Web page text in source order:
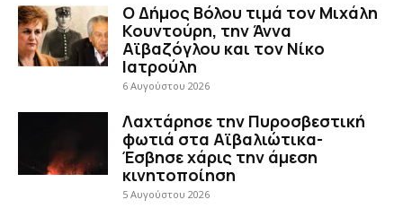
Ο Δήμος Βόλου τιμά τον Μιχάλη
Κουντούρη, την Άννα
Αϊβαζόγλου και τον Νίκο
Ιατρούλη
6 Αυγούστου 2026
Λαχτάρησε την Πυροσβεστική
φωτιά στα Αϊβαλιώτικα-
Έσβησε χάρις την άμεση
κινητοποίηση
5 Αυγούστου 2026